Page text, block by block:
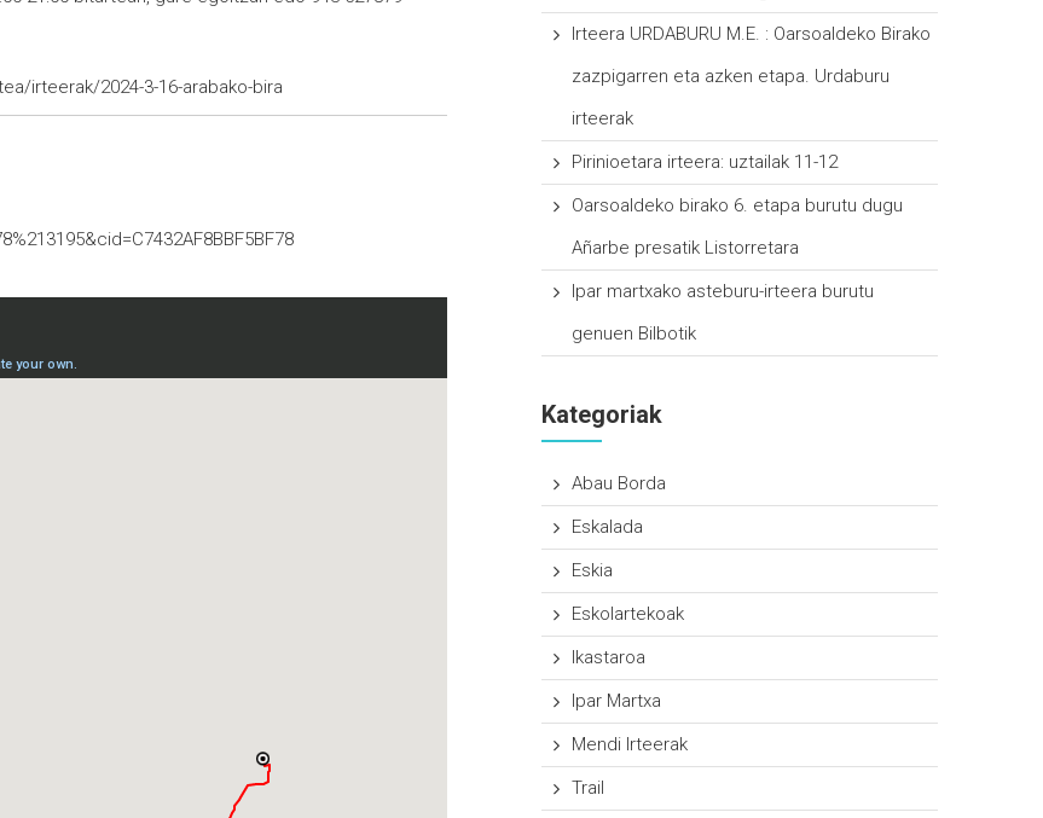
irteerak/2024-3-16-arabako-bira
Irteera URDABURU M.E. : Oarsoaldeko Birako
zazpigarren eta azken etapa. Urdaburu
irteerak
Pirinioetara irteera: uztailak 11-12
Oarsoaldeko birako 6. etapa burutu dugu
Añarbe presatik Listorretara
Ipar martxako asteburu-irteera burutu
genuen Bilbotik
Kategoriak
Abau Borda
Eskalada
Eskia
Eskolartekoak
Ikastaroa
Ipar Martxa
Mendi Irteerak
Trail